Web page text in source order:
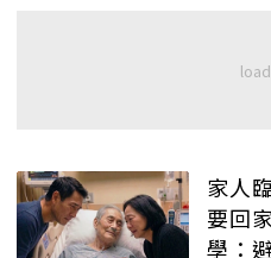
家人
要回
學：